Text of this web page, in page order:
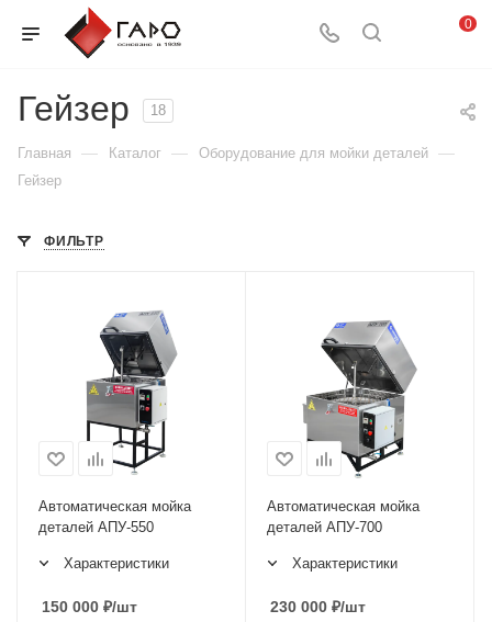
0
Гейзер 18
Главная — Каталог — Оборудование для мойки деталей —
Гейзер
ФИЛЬТР
Автоматическая мойка
деталей АПУ-550
Характеристики
150 000 ₽/шт
Автоматическая мойка
деталей АПУ-700
Характеристики
230 000 ₽/шт